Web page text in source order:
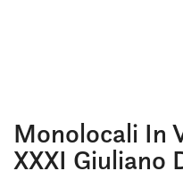
Monolocali In
XXXI Giuliano